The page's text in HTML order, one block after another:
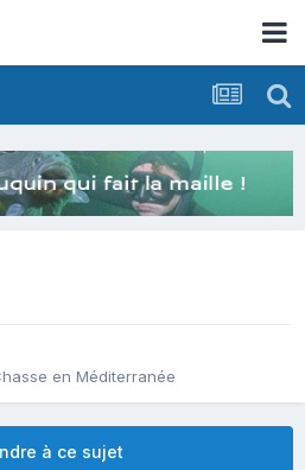
en Méditerranée
à ce sujet